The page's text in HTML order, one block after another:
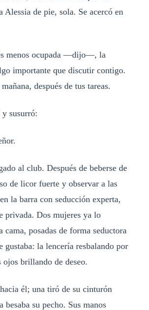
Alessia de pie, sola. Se acercó en
menos ocupada —dijo—, la
importante que discutir contigo.
después de tus tareas.
susurró:
al club. Después de beberse de
de licor fuerte y observar a las
la barra con seducción experta,
privada. Dos mujeres ya lo
cama, posadas de forma seductora
gustaba: la lencería resbalando por
ojos brillando de deseo.
él; una tiró de su cinturón
besaba su pecho. Sus manos